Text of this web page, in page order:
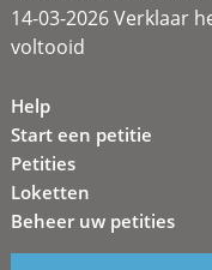
14-03-2026 Verklaar
voltooid
Help
Start een petitie
Petities
Loketten
Beheer uw petities